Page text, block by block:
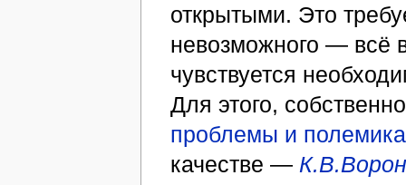
открытыми. Это
невозможного — всё
чувствуется
Для этого,
проблемы и полемика
качестве —